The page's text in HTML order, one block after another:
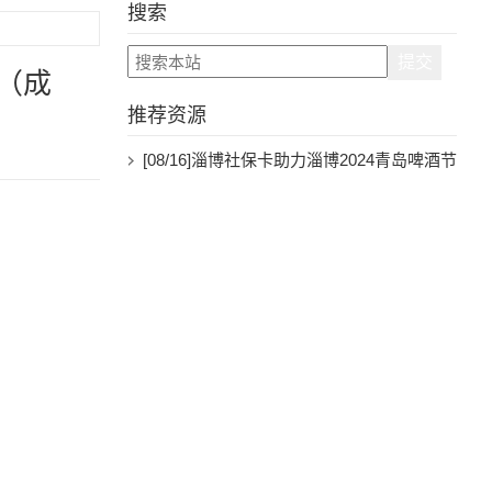
成
搜索
推荐资源
[08/16]淄博社保卡助力淄博2024青岛啤酒节